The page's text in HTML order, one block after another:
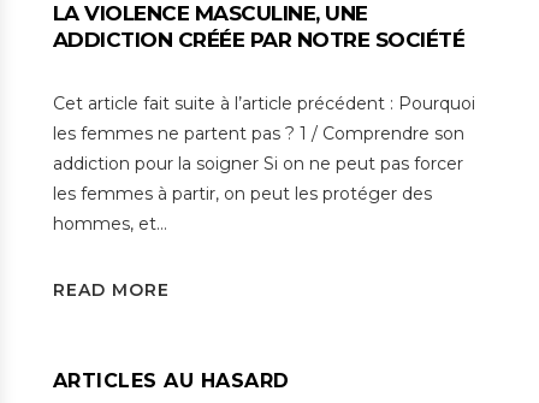
LA VIOLENCE MASCULINE, UNE
ADDICTION CRÉÉE PAR NOTRE SOCIÉTÉ
Cet article fait suite à l’article précédent : Pourquoi
les femmes ne partent pas ? 1 / Comprendre son
addiction pour la soigner Si on ne peut pas forcer
les femmes à partir, on peut les protéger des
hommes, et…
READ MORE
ARTICLES AU HASARD